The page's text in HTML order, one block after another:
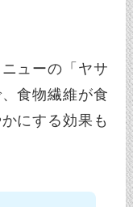
ューの「ヤサ
食物繊維が食
にする効果も